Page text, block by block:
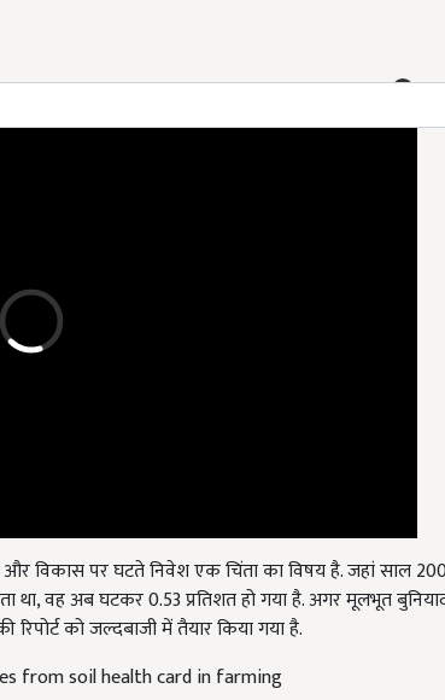
विकास पर घटते निवेश एक चिंता का विषय है. जहां साल
था, वह अब घटकर 0.53 प्रतिशत हो गया है. अगर मूलभूत
रिपोर्ट को जल्दबाजी में तैयार किया गया है.
from soil health card in farming